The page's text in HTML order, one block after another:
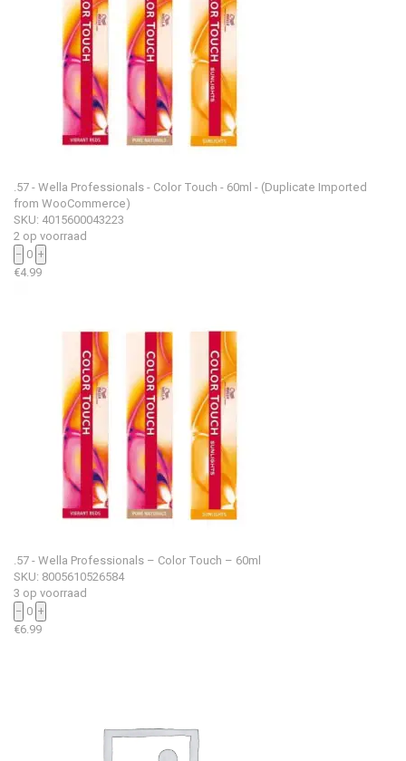
.57 - Wella Professionals - Color Touch - 60ml - (Duplicate Imported
from WooCommerce)
SKU: 4015600043223
2 op voorraad
− 0 +
€4.99
.57 - Wella Professionals – Color Touch – 60ml
SKU: 8005610526584
3 op voorraad
− 0 +
€6.99